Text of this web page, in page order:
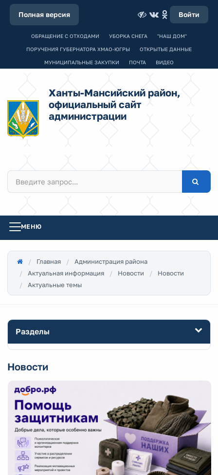
Полная версия Войти
ОБРАЩЕНИЕ С ОТХОДАМИ УБОРКА СНЕГА "НАШ ДОМ"
ПОРУЧЕНИЯ ГУБЕРНАТОРА ХМАО-ЮГРЫ ОТКРЫТЫЕ ДАННЫЕ
МУНИЦИПАЛЬНЫЕ ЗАКУПКИ ПОЧТА ВИДЕО
Ханты-Мансийский район,
официальный сайт
администрации
МЕНЮ
Главная
Администрация района
Актуальная информация
Новости
Новости
Актуальные темы
Разделы
Новости